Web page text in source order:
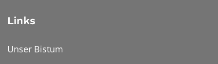
Links
Unser Bistum